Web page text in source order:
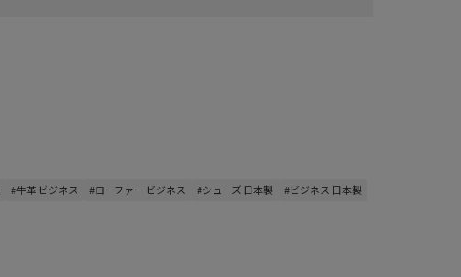
#牛革 ビジネス #ローファー ビジネス #シューズ 日本製 #ビジネス 日本製